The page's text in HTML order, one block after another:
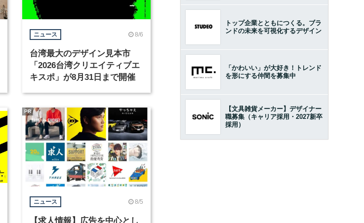
ニュース 8/6
台湾最大のデザイン見本市
「2026台湾クリエイティブエ
キスポ」が8月31日まで開催
ニュース 8/5
【求人情報】広告を中心とし
PR
トップ企業とともにつくる。ブラ
ンドの未来を可視化するデザイン
「かわいい」が大好き！トレンド
を形にする仲間を募集中
【文具雑貨メーカー】デザイナー
職募集（キャリア採用・2027新卒
採用）